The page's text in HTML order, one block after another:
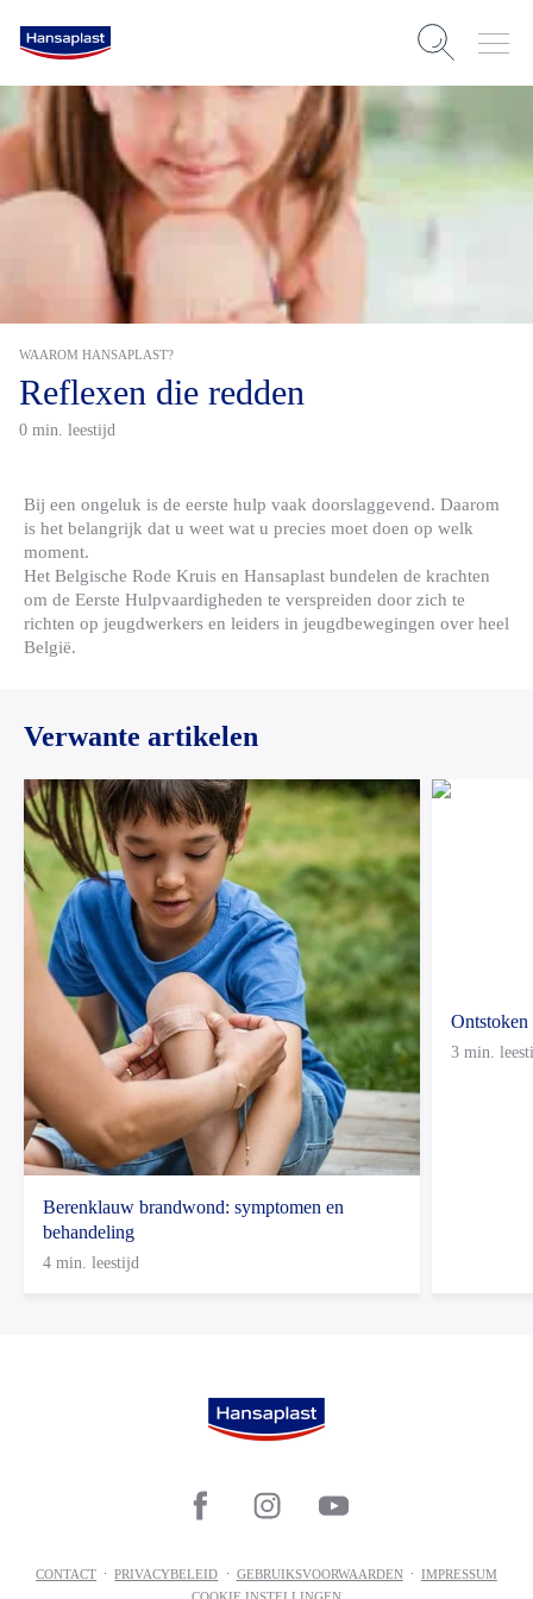
WAAROM HANSAPLAST?
Reflexen die redden
0 min. leestijd
Bij een ongeluk is de eerste hulp vaak doorslaggevend. Daarom
is het belangrijk dat u weet wat u precies moet doen op welk
moment.
Het Belgische Rode Kruis en Hansaplast bundelen de krachten
om de Eerste Hulpvaardigheden te verspreiden door zich te
richten op jeugdwerkers en leiders in jeugdbewegingen over heel
België.
Verwante artikelen
Berenklauw brandwond: symptomen en
behandeling
4 min. leestijd
3 min.
CONTACT PRIVACYBELEID GEBRUIKSVOORWAARDEN
IMPRESSUM